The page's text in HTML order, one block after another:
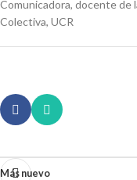
Comunicadora, docente de
Colectiva, UCR
Más nuevo